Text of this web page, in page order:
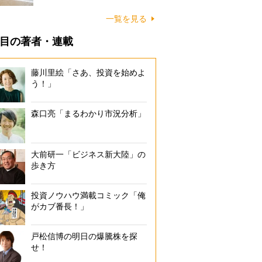
一覧を見る
の著者・連載
藤川里絵「さあ、投資を始めよ
う！」
森口亮「まるわかり市況分析」
大前研一「ビジネス新大陸」の
歩き方
投資ノウハウ満載コミック「俺
がカブ番長！」
戸松信博の明日の爆騰株を探
せ！